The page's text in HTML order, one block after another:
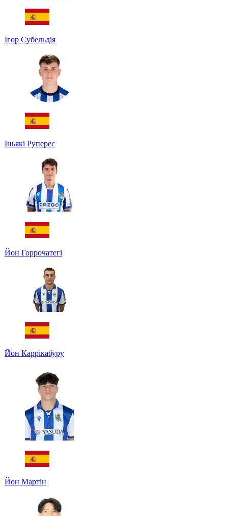
Ігор Субельдія
Іньякі Руперес
Йон Горрочатегі
Йон Каррікабуру
Йон Мартін